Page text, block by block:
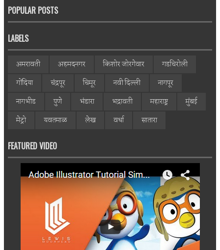
POPULAR POSTS
LABELS
अमरावती अहमदनगर किशोर जोरगेवार
गडचिरोली
गोंदिया
चंद्रपूर चिमूर नवी दिल्ली
नागपूर
नागभीड
पुणे भंडारा भद्रावती महाराष्ट्र
मुंबई
मेट्रो
यवतमाळ लेख वर्धा सातारा
FEATURED VIDEO